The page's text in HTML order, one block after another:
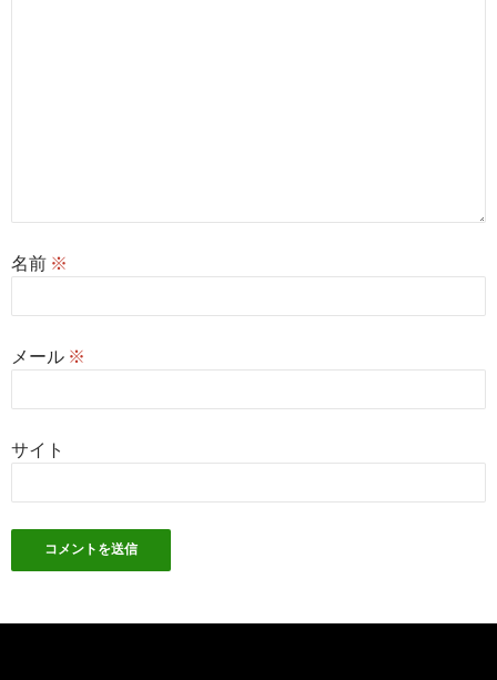
名前 ※
メール ※
サイト